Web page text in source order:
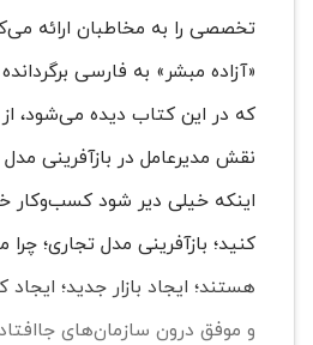
تخصصی را به مخاطبان ارائه
«آزاده مبشر» به فارسی
که در این کتاب دیده می‌شود،
نقش مدیرعامل در بازآفرینی
اینکه خیلی دیر شود کسب‌وکار
کنید؛ بازآفرینی مدل تجاری؛
هستند؛ ایجاد بازار جدید؛
و موفق درون سازمان‌های